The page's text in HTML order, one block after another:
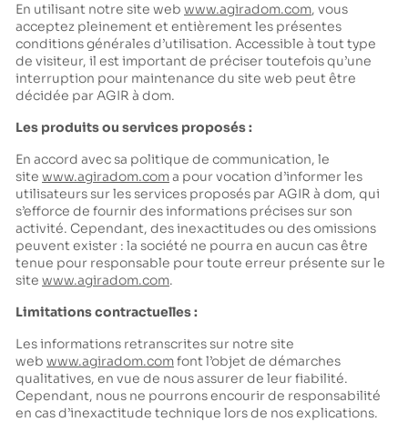
En utilisant notre site web www.agiradom.com, vous
acceptez pleinement et entièrement les présentes
conditions générales d’utilisation. Accessible à tout type
de visiteur, il est important de préciser toutefois qu’une
interruption pour maintenance du site web peut être
décidée par AGIR à dom.
Les produits ou services proposés :
En accord avec sa politique de communication, le
site www.agiradom.coma pour vocation d’informer les
utilisateurs sur les services proposés par AGIR à dom, qui
s’efforce de fournir des informations précises sur son
activité. Cependant, des inexactitudes ou des omissions
peuvent exister : la société ne pourra en aucun cas être
tenue pour responsable pour toute erreur présente sur le
site www.agiradom.com.
Limitations contractuelles :
Les informations retranscrites sur notre site
web www.agiradom.comfont l’objet de démarches
qualitatives, en vue de nous assurer de leur fiabilité.
Cependant, nous ne pourrons encourir de responsabilité
en cas d’inexactitude technique lors de nos explications.